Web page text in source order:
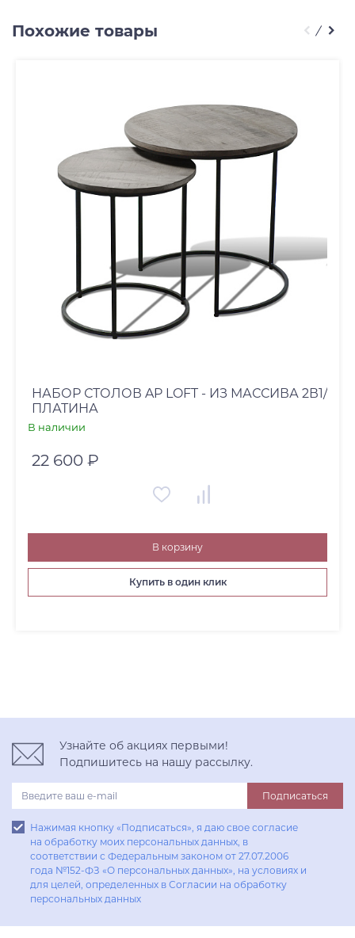
Похожие товары
НАБОР СТОЛОВ AP LOFT - ИЗ МАССИВА 2В1/
ПЛАТИНА
В наличии
22 600 ₽
В корзину
Купить в один клик
Узнайте об акциях первыми!
Подпишитесь на нашу рассылку.
Подписаться
Нажимая кнопку «Подписаться», я даю свое согласие
на обработку моих персональных данных, в
соответствии с Федеральным законом от 27.07.2006
года №152-ФЗ «О персональных данных», на условиях и
для целей, определенных в Согласии на обработку
персональных данных